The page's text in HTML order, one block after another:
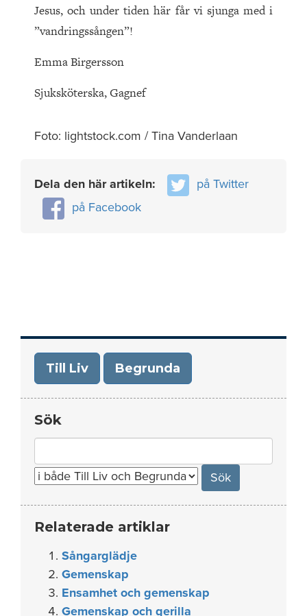
Jesus, och under tiden här får vi sjunga med i
”vand­ringssången”!
Emma Birgersson
Sjuksköterska, Gagnef
Foto: lightstock.com / Tina Vanderlaan
Dela den här artikeln:
på Twitter
på Facebook
Till Liv Begrunda
Sök
for:
Relaterade artiklar
Sångarglädje
Gemenskap
Ensamhet och gemenskap
Gemenskap och gerilla